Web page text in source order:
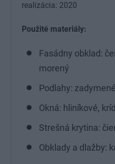
realizácia: 2020
Použité materiály:
Fasádny obklad:
morený
Podlahy:
Okná: hliníkové,
Strešná krytina:
Obklady a dlažby: